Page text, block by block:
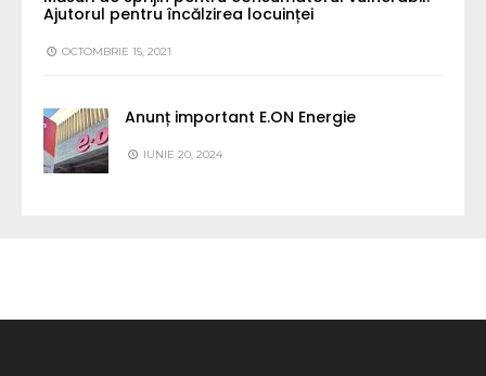
Ajutorul pentru încălzirea locuinței
OCTOMBRIE 15, 2021
Anunț important E.ON Energie
IUNIE 20, 2024